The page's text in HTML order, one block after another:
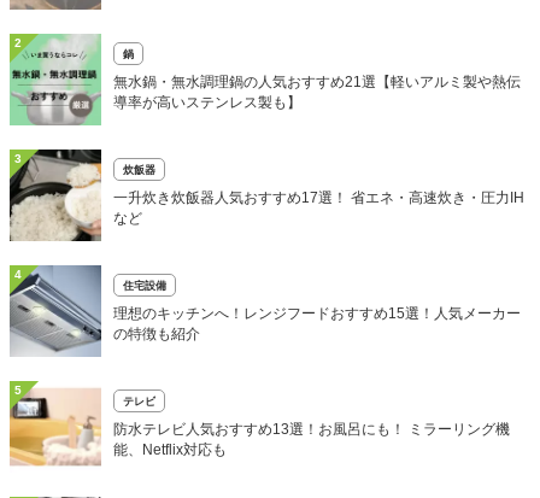
2
鍋
無水鍋・無水調理鍋の人気おすすめ21選【軽いアルミ製や熱伝
導率が高いステンレス製も】
3
炊飯器
一升炊き炊飯器人気おすすめ17選！ 省エネ・高速炊き・圧力IH
など
4
住宅設備
理想のキッチンへ！レンジフードおすすめ15選！人気メーカー
の特徴も紹介
5
テレビ
防水テレビ人気おすすめ13選！お風呂にも！ ミラーリング機
能、Netflix対応も